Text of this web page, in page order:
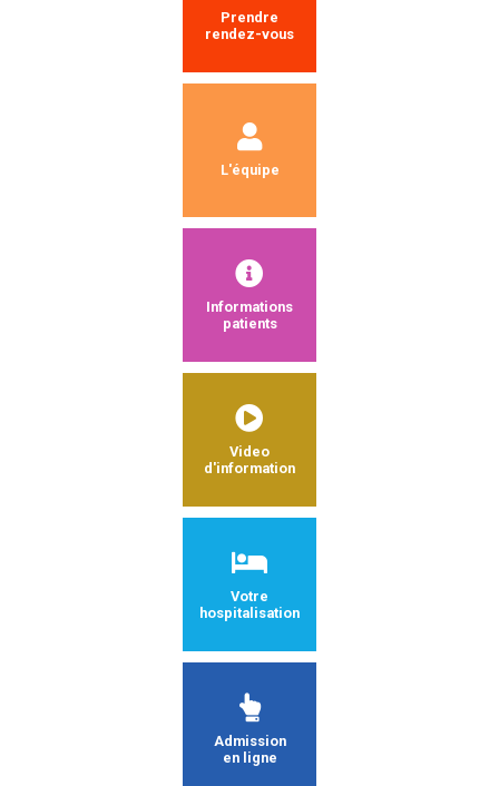
Prendre
rendez-vous
L'équipe
Informations
patients
Video
d'information
Votre
hospitalisation
Admission
en ligne